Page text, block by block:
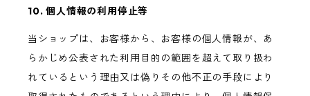
10. 個人情報の利用停止等
当ショップは、お客様から、お客様の個人情報が、あ
らかじめ公表された利用目的の範囲を超えて取り扱わ
れているという理由又は偽りその他不正の手段により